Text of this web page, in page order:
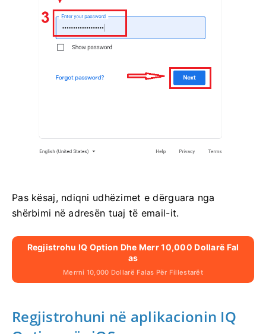
Pas kësaj, ndiqni udhëzimet e dërguara nga
shërbimi në adresën tuaj të email-it.
Regjistrohu IQ Option Dhe Merr 10,000 Dollarë Fal
As
Merrni 10,000 Dollarë Falas Për Fillestarët
Regjistrohuni në aplikacionin IQ